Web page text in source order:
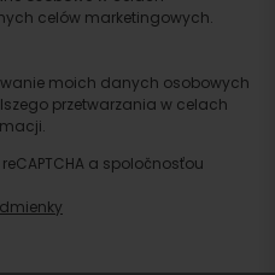
celów marketingowych.
moich danych osobowych
przetwarzania w celach
a spoločnosťou